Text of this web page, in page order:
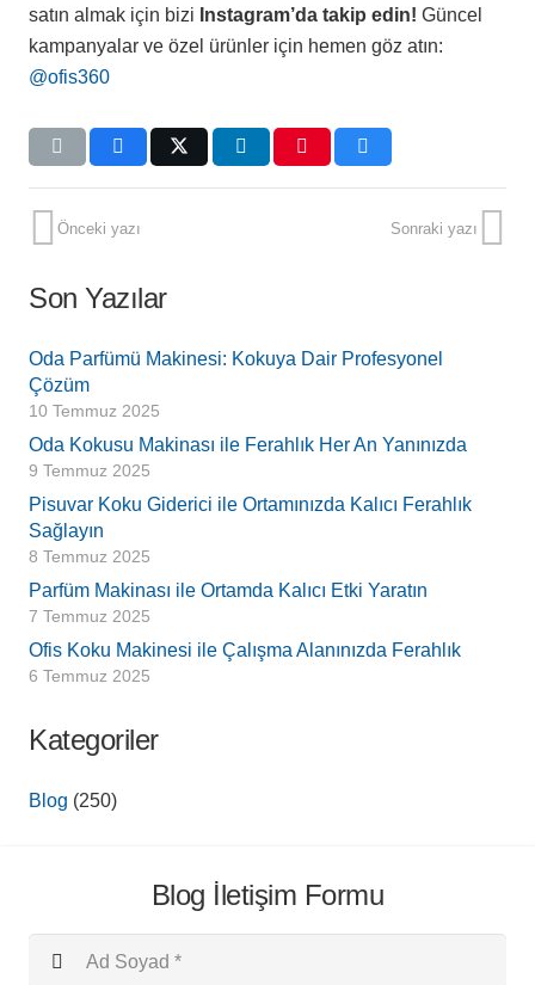
satın almak için bizi Instagram’da takip edin! Güncel
kampanyalar ve özel ürünler için hemen göz atın:
@ofis360
Önceki yazı Sonraki yazı
Son Yazılar
Oda Parfümü Makinesi: Kokuya Dair Profesyonel
Çözüm
10 Temmuz 2025
Oda Kokusu Makinası ile Ferahlık Her An Yanınızda
9 Temmuz 2025
Pisuvar Koku Giderici ile Ortamınızda Kalıcı Ferahlık
Sağlayın
8 Temmuz 2025
Parfüm Makinası ile Ortamda Kalıcı Etki Yaratın
7 Temmuz 2025
Ofis Koku Makinesi ile Çalışma Alanınızda Ferahlık
6 Temmuz 2025
Kategoriler
Blog (250)
Blog İletişim Formu